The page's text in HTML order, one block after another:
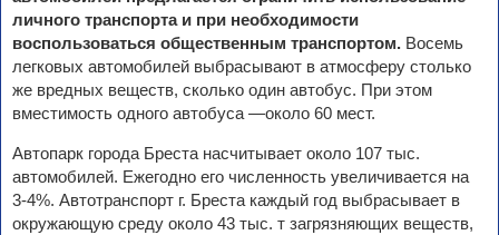
личного транспорта и при необходимости
воспользоваться общественным транспортом. Восемь
легковых автомобилей выбрасывают в атмосферу столько
же вредных веществ, сколько один автобус. При этом
вместимость одного автобуса —около 60 мест.
Автопарк города Бреста насчитывает около 107 тыс.
автомобилей. Ежегодно его численность увеличивается на
3-4%. Автотранспорт г. Бреста каждый год выбрасывает в
окружающую среду около 43 тыс. т загрязняющих веществ,